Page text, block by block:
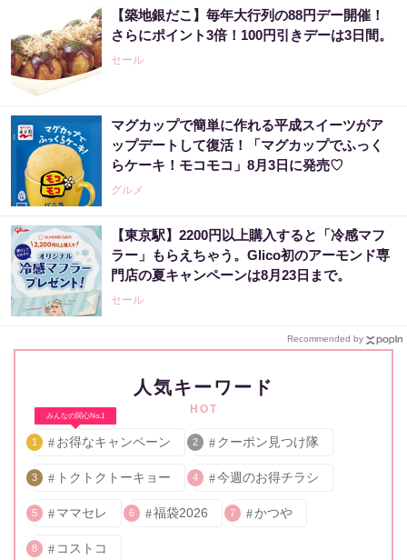
【築地銀だこ】毎年大行列の88円デー開催！
さらにポイント3倍！100円引きデーは3日間。
セール
マグカップで簡単に作れる平成スイーツがア
ップデートして復活！「マグカップでふっく
らケーキ！モコモコ」8月3日に発売♡
グルメ
【東京駅】2200円以上購入すると「冷感マフ
ラー」もらえちゃう。Glico初のアーモンド専
門店の夏キャンペーンは8月23日まで。
セール
Recommended by
人気キーワード
HOT
みんなの関心No.1
1 お得なキャンペーン 2 クーポン見つけ隊
3 トクトクトーキョー 4 今週のお得チラシ
5 ママセレ 6 福袋2026 7 かつや
8 コストコ